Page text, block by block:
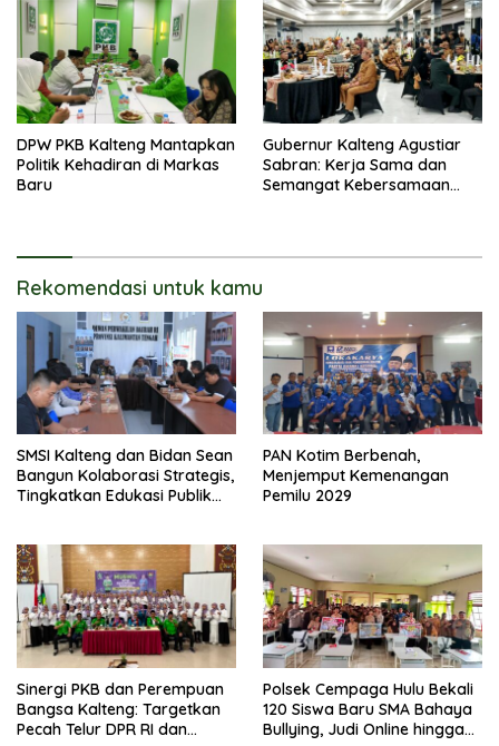
DPW PKB Kalteng Mantapkan
Politik Kehadiran di Markas
Baru
Gubernur Kalteng Agustiar
Sabran: Kerja Sama dan
Semangat Kebersamaan
Rekomendasi untuk kamu
SMSI Kalteng dan Bidan Sean
Bangun Kolaborasi Strategis,
Tingkatkan Edukasi Publik
PAN Kotim Berbenah,
Menjemput Kemenangan
Pemilu 2029
Sinergi PKB dan Perempuan
Bangsa Kalteng: Targetkan
Pecah Telur DPR RI dan
Polsek Cempaga Hulu Bekali
120 Siswa Baru SMA Bahaya
Bullying, Judi Online hingga